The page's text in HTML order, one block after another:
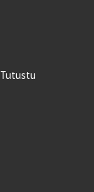
Tutustu